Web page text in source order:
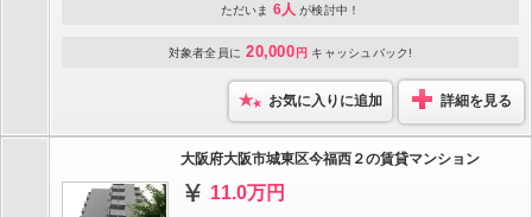
ただいま 6人 が検討中！
対象者全員に 20,000 円 キャッシュバック!
お気に入りに追加 詳細を見る
大阪府大阪市城東区今福西２の賃貸マンション
11.0万円